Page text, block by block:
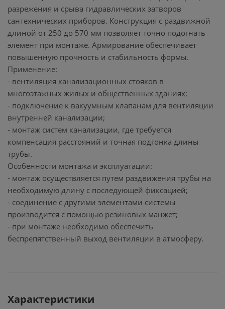
разрежения и срыва гидравлических затворов
сантехнических приборов. Конструкция с раздвижной
длиной от 250 до 570 мм позволяет точно подогнать
элемент при монтаже. Армирование обеспечивает
повышенную прочность и стабильность формы.
Применение:
- вентиляция канализационных стояков в
многоэтажных жилых и общественных зданиях;
- подключение к вакуумным клапанам для вентиляции
внутренней канализации;
- монтаж систем канализации, где требуется
компенсация расстояний и точная подгонка длины
трубы.
Особенности монтажа и эксплуатации:
- монтаж осуществляется путем раздвижения трубы на
необходимую длину с последующей фиксацией;
- соединение с другими элементами системы
производится с помощью резиновых манжет;
- при монтаже необходимо обеспечить
беспрепятственный выход вентиляции в атмосферу.
Характеристики